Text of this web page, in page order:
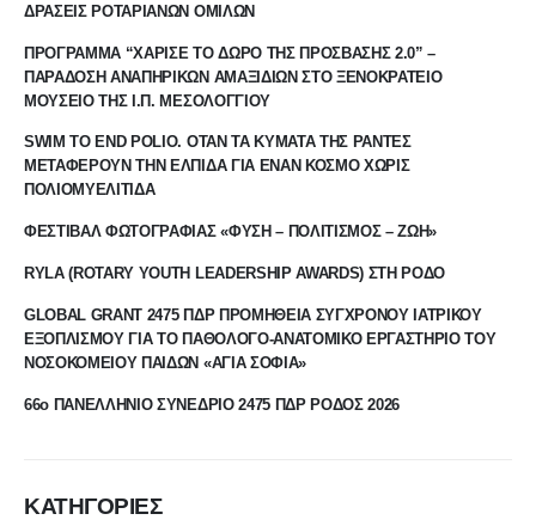
ΔΡΑΣΕΙΣ ΡΟΤΑΡΙΑΝΩΝ ΟΜΙΛΩΝ
ΠΡΟΓΡΑΜΜΑ “ΧΑΡΙΣΕ ΤΟ ΔΩΡΟ ΤΗΣ ΠΡΟΣΒΑΣΗΣ 2.0” –
ΠΑΡΑΔΟΣΗ ΑΝΑΠΗΡΙΚΩΝ ΑΜΑΞΙΔΙΩΝ ΣΤΟ ΞΕΝΟΚΡΑΤΕΙΟ
ΜΟΥΣΕΙΟ ΤΗΣ Ι.Π. ΜΕΣΟΛΟΓΓΙΟΥ
SWIM TO END POLIO. ΟΤΑΝ ΤΑ ΚΥΜΑΤΑ ΤΗΣ ΡΑΝΤΕΣ
ΜΕΤΑΦΕΡΟΥΝ ΤΗΝ ΕΛΠΙΔΑ ΓΙΑ ΕΝΑΝ ΚΟΣΜΟ ΧΩΡΙΣ
ΠΟΛΙΟΜΥΕΛΙΤΙΔΑ
ΦΕΣΤΙΒΑΛ ΦΩΤΟΓΡΑΦΙΑΣ «ΦΥΣΗ – ΠΟΛΙΤΙΣΜΟΣ – ΖΩΗ»
RYLA (ROTARY YOUTH LEADERSHIP AWARDS) ΣΤΗ ΡΟΔΟ
GLOBAL GRANT 2475 ΠΔΡ ΠΡΟΜΗΘΕΙΑ ΣΥΓΧΡΟΝΟΥ ΙΑΤΡΙΚΟΥ
ΕΞΟΠΛΙΣΜΟΥ ΓΙΑ ΤΟ ΠΑΘΟΛΟΓΟ-ΑΝΑΤΟΜΙΚΟ ΕΡΓΑΣΤΗΡΙΟ ΤΟΥ
ΝΟΣΟΚΟΜΕΙΟΥ ΠΑΙΔΩΝ «ΑΓΙΑ ΣΟΦΙΑ»
66ο ΠΑΝΕΛΛΗΝΙΟ ΣΥΝΕΔΡΙΟ 2475 ΠΔΡ ΡΟΔΟΣ 2026
ΚΑΤΗΓΟΡΙΕΣ